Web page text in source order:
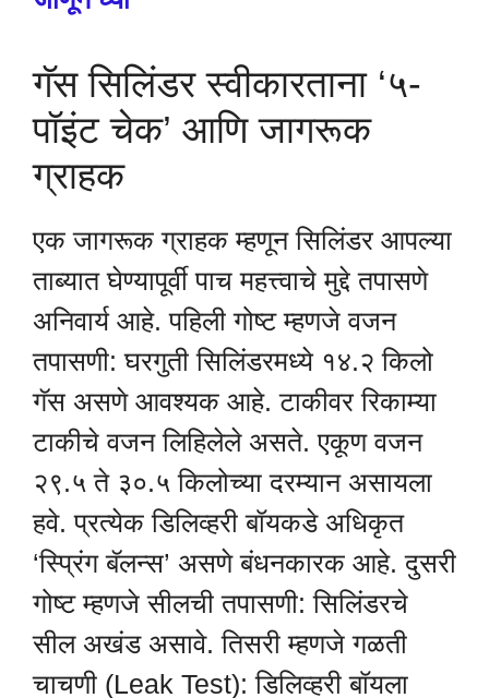
गॅस सिलिंडर स्वीकारताना ‘५-
पॉइंट चेक’ आणि जागरूक
ग्राहक
एक जागरूक ग्राहक म्हणून सिलिंडर आपल्या
ताब्यात घेण्यापूर्वी पाच महत्त्वाचे मुद्दे तपासणे
अनिवार्य आहे. पहिली गोष्ट म्हणजे वजन
तपासणी: घरगुती सिलिंडरमध्ये १४.२ किलो
गॅस असणे आवश्यक आहे. टाकीवर रिकाम्या
टाकीचे वजन लिहिलेले असते. एकूण वजन
२९.५ ते ३०.५ किलोच्या दरम्यान असायला
हवे. प्रत्येक डिलिव्हरी बॉयकडे अधिकृत
‘स्प्रिंग बॅलन्स’ असणे बंधनकारक आहे. दुसरी
गोष्ट म्हणजे सीलची तपासणी: सिलिंडरचे
सील अखंड असावे. तिसरी म्हणजे गळती
चाचणी (Leak Test): डिलिव्हरी बॉयला